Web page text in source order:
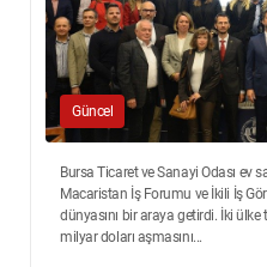
Güncel
Bursa Ticaret ve Sanayi Odası ev
Macaristan İş Forumu ve İkili İş
dünyasını bir araya getirdi. İki
milyar doları aşmasını...